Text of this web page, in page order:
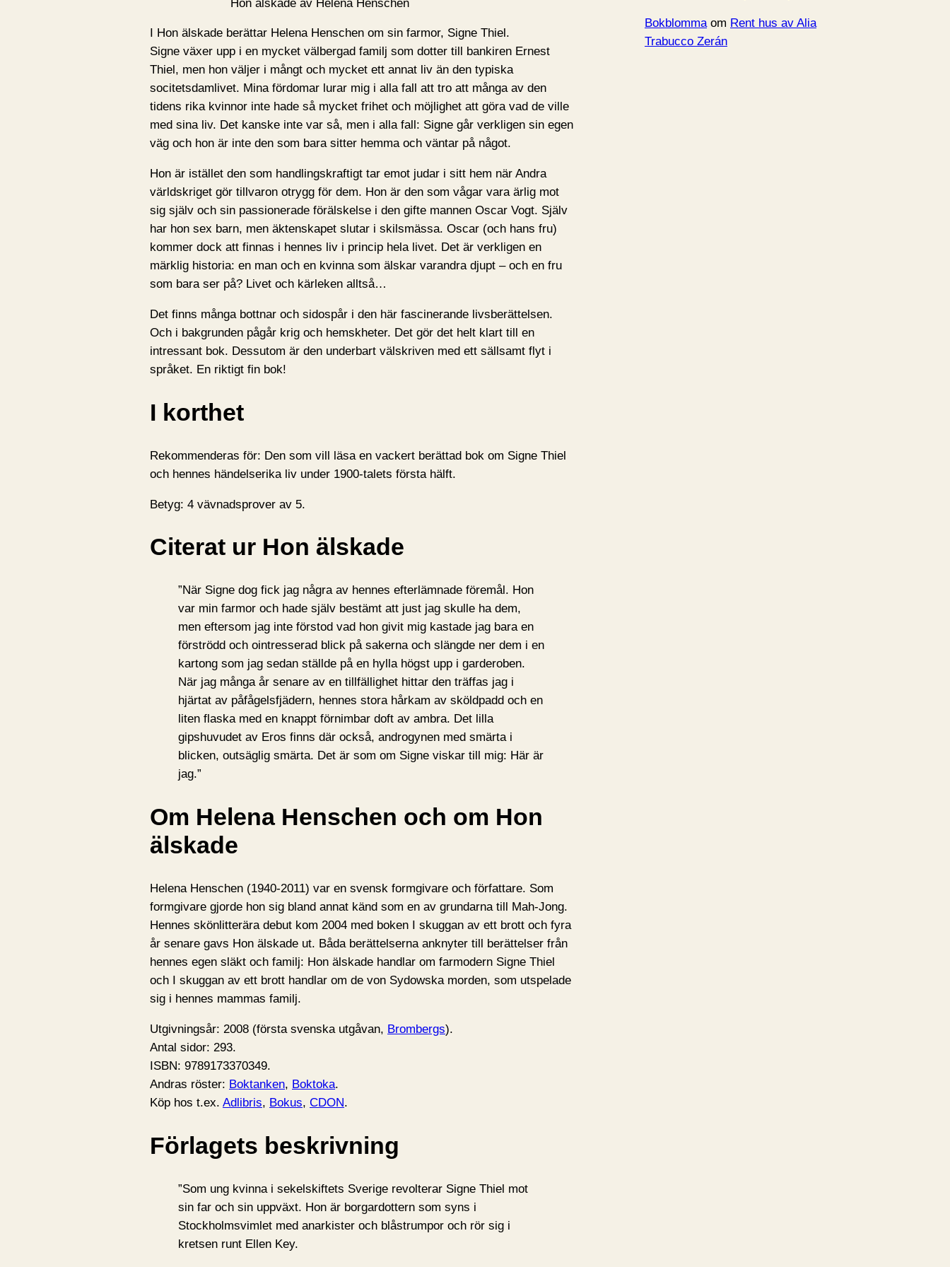
Hon älskade av Helena Henschen
I Hon älskade berättar Helena Henschen om sin farmor, Signe Thiel.
Signe växer upp i en mycket välbergad familj som dotter till bankiren Ernest
Thiel, men hon väljer i mångt och mycket ett annat liv än den typiska
socitetsdamlivet. Mina fördomar lurar mig i alla fall att tro att många av den
tidens rika kvinnor inte hade så mycket frihet och möjlighet att göra vad de ville
med sina liv. Det kanske inte var så, men i alla fall: Signe går verkligen sin egen
väg och hon är inte den som bara sitter hemma och väntar på något.
Hon är istället den som handlingskraftigt tar emot judar i sitt hem när Andra
världskriget gör tillvaron otrygg för dem. Hon är den som vågar vara ärlig mot
sig själv och sin passionerade förälskelse i den gifte mannen Oscar Vogt. Själv
har hon sex barn, men äktenskapet slutar i skilsmässa. Oscar (och hans fru)
kommer dock att finnas i hennes liv i princip hela livet. Det är verkligen en
märklig historia: en man och en kvinna som älskar varandra djupt – och en fru
som bara ser på? Livet och kärleken alltså…
Det finns många bottnar och sidospår i den här fascinerande livsberättelsen.
Och i bakgrunden pågår krig och hemskheter. Det gör det helt klart till en
intressant bok. Dessutom är den underbart välskriven med ett sällsamt flyt i
språket. En riktigt fin bok!
I korthet
Rekommenderas för: Den som vill läsa en vackert berättad bok om Signe Thiel
och hennes händelserika liv under 1900-talets första hälft.
Betyg: 4 vävnadsprover av 5.
Citerat ur Hon älskade
”När Signe dog fick jag några av hennes efterlämnade föremål. Hon
var min farmor och hade själv bestämt att just jag skulle ha dem,
men eftersom jag inte förstod vad hon givit mig kastade jag bara en
förströdd och ointresserad blick på sakerna och slängde ner dem i en
kartong som jag sedan ställde på en hylla högst upp i garderoben.
När jag många år senare av en tillfällighet hittar den träffas jag i
hjärtat av påfågelsfjädern, hennes stora hårkam av sköldpadd och en
liten flaska med en knappt förnimbar doft av ambra. Det lilla
gipshuvudet av Eros finns där också, androgynen med smärta i
blicken, outsäglig smärta. Det är som om Signe viskar till mig: Här är
jag.”
Om Helena Henschen och om Hon
älskade
Helena Henschen (1940-2011) var en svensk formgivare och författare. Som
formgivare gjorde hon sig bland annat känd som en av grundarna till Mah-Jong.
Hennes skönlitterära debut kom 2004 med boken I skuggan av ett brott och fyra
år senare gavs Hon älskade ut. Båda berättelserna anknyter till berättelser från
hennes egen släkt och familj: Hon älskade handlar om farmodern Signe Thiel
och I skuggan av ett brott handlar om de von Sydowska morden, som utspelade
sig i hennes mammas familj.
Utgivningsår: 2008 (första svenska utgåvan, Brombergs).
Antal sidor: 293.
ISBN: 9789173370349.
Andras röster: Boktanken, Boktoka.
Köp hos t.ex. Adlibris, Bokus, CDON.
Förlagets beskrivning
”Som ung kvinna i sekelskiftets Sverige revolterar Signe Thiel mot
sin far och sin uppväxt. Hon är borgardottern som syns i
Stockholmsvimlet med anarkister och blåstrumpor och rör sig i
kretsen runt Ellen Key.
Bokblommaom Rent hus av Alia
Trabucco Zerán